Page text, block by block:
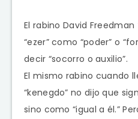
El rabino David
“ezer” como “poder” o
decir “socorro o auxilio”.
El mismo rabino cuando
“kenegdo” no dijo que
sino como “igual a él.”